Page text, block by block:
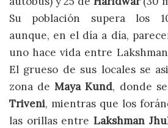
Su población supera los
aunque, en el día a día,
uno hace vida entre
El grueso de sus locales se
zona deMaya Kund, donde
Triveni, mientras que los
las orillas entre Lakshman